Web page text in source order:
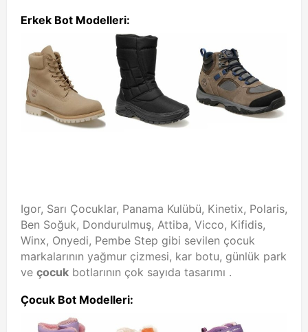
Erkek Bot Modelleri:
Igor, Sarı Çocuklar, Panama Kulübü, Kinetix, Polaris,
Ben Soğuk, Dondurulmuş, Attiba, Vicco, Kifidis,
Winx, Onyedi, Pembe Step gibi sevilen çocuk
markalarının yağmur çizmesi, kar botu, günlük park
ve çocuk botlarının çok sayıda tasarımı .
Çocuk Bot Modelleri: